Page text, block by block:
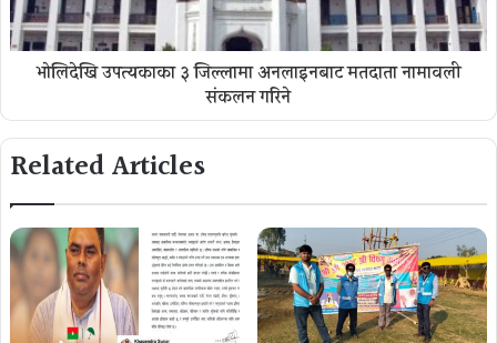
भोलिदेखि उपत्यकाका ३ जिल्लामा अनलाइनबाट मतदाता नामावली
संकलन गरिने
Related Articles